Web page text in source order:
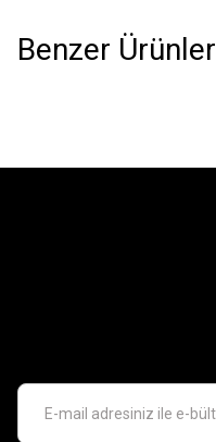
Benzer Ürünler
1/35 Panzer Crew